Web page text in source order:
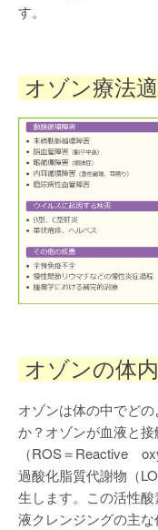
す。
オゾン療法
オゾンの体
オゾンは体の中でど
か？オゾンが血液と
（ROS＝Reactive
過酸化脂質代謝物（
生します。この活性
液クレンジングの主な